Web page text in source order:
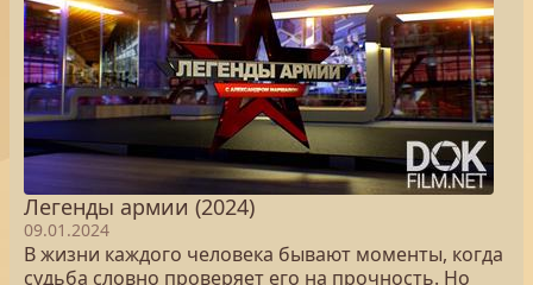
Легенды армии (2024)
09.01.2024
В жизни каждого человека бывают моменты, когда
судьба словно проверяет его на прочность. Но